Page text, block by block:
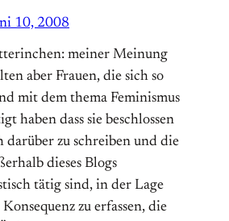
10, 2008
meiner Meinung
aber Frauen, die sich so
mit dem thema Feminismus
haben dass sie beschlossen
darüber zu schreiben und die
dieses Blogs
tätig sind, in der Lage
zu erfassen, die